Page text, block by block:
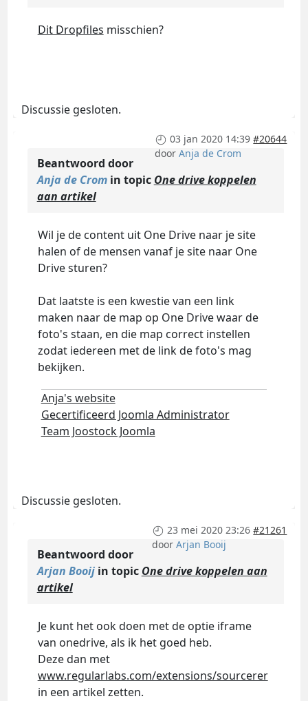
Dit Dropfiles misschien?
Discussie gesloten.
03 jan 2020 14:39 #20644
doorAnja de Crom
Beantwoord door
Anja de Cromin topic One drive koppelen
aan artikel
Wil je de content uit One Drive naar je site
halen of de mensen vanaf je site naar One
Drive sturen?
Dat laatste is een kwestie van een link
maken naar de map op One Drive waar de
foto's staan, en die map correct instellen
zodat iedereen met de link de foto's mag
bekijken.
Anja's website
Gecertificeerd Joomla Administrator
Team Joostock Joomla
Discussie gesloten.
23 mei 2020 23:26 #21261
doorArjan Booij
Beantwoord door
Arjan Booijin topic One drive koppelen aan
artikel
Je kunt het ook doen met de optie iframe
van onedrive, als ik het goed heb.
Deze dan met
www.regularlabs.com/extensions/sourcerer
in een artikel zetten.